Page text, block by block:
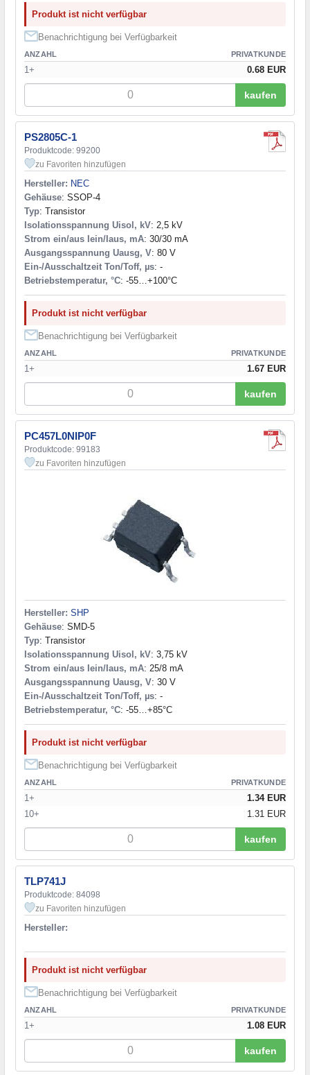
Produkt ist nicht verfügbar
Benachrichtigung bei Verfügbarkeit
ANZAHL PRIVATKUNDE
1+ 0.68 EUR
kaufen
PS2805C-1
Produktcode: 99200
zu Favoriten hinzufügen
Hersteller: NEC
Gehäuse: SSOP-4
Typ: Transistor
Isolationsspannung Uisol, kV: 2,5 kV
Strom ein/aus Iein/Iaus, mA: 30/30 mA
Ausgangsspannung Uausg, V: 80 V
Ein-/Ausschaltzeit Ton/Toff, µs: -
Betriebstemperatur, °C: -55…+100°С
Produkt ist nicht verfügbar
Benachrichtigung bei Verfügbarkeit
ANZAHL PRIVATKUNDE
1+ 1.67 EUR
kaufen
PC457L0NIP0F
Produktcode: 99183
zu Favoriten hinzufügen
Hersteller: SHP
Gehäuse: SMD-5
Typ: Transistor
Isolationsspannung Uisol, kV: 3,75 kV
Strom ein/aus Iein/Iaus, mA: 25/8 mA
Ausgangsspannung Uausg, V: 30 V
Ein-/Ausschaltzeit Ton/Toff, µs: -
Betriebstemperatur, °C: -55…+85°C
Produkt ist nicht verfügbar
Benachrichtigung bei Verfügbarkeit
ANZAHL PRIVATKUNDE
1+
1.34 EUR
10+
1.31 EUR
kaufen
TLP741J
Produktcode: 84098
zu Favoriten hinzufügen
Hersteller:
Produkt ist nicht verfügbar
Benachrichtigung bei Verfügbarkeit
ANZAHL PRIVATKUNDE
1+ 1.08 EUR
kaufen